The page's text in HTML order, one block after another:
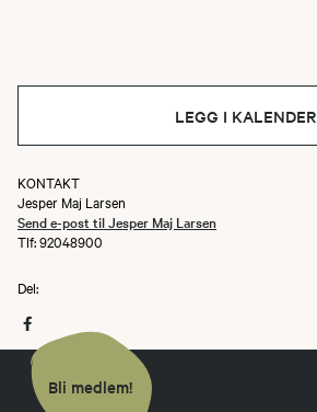
LEGG I KALENDER
KONTAKT
Jesper Maj Larsen
Send e-post til Jesper Maj Larsen
Tlf: 92048900
Del:
Bli medlem!